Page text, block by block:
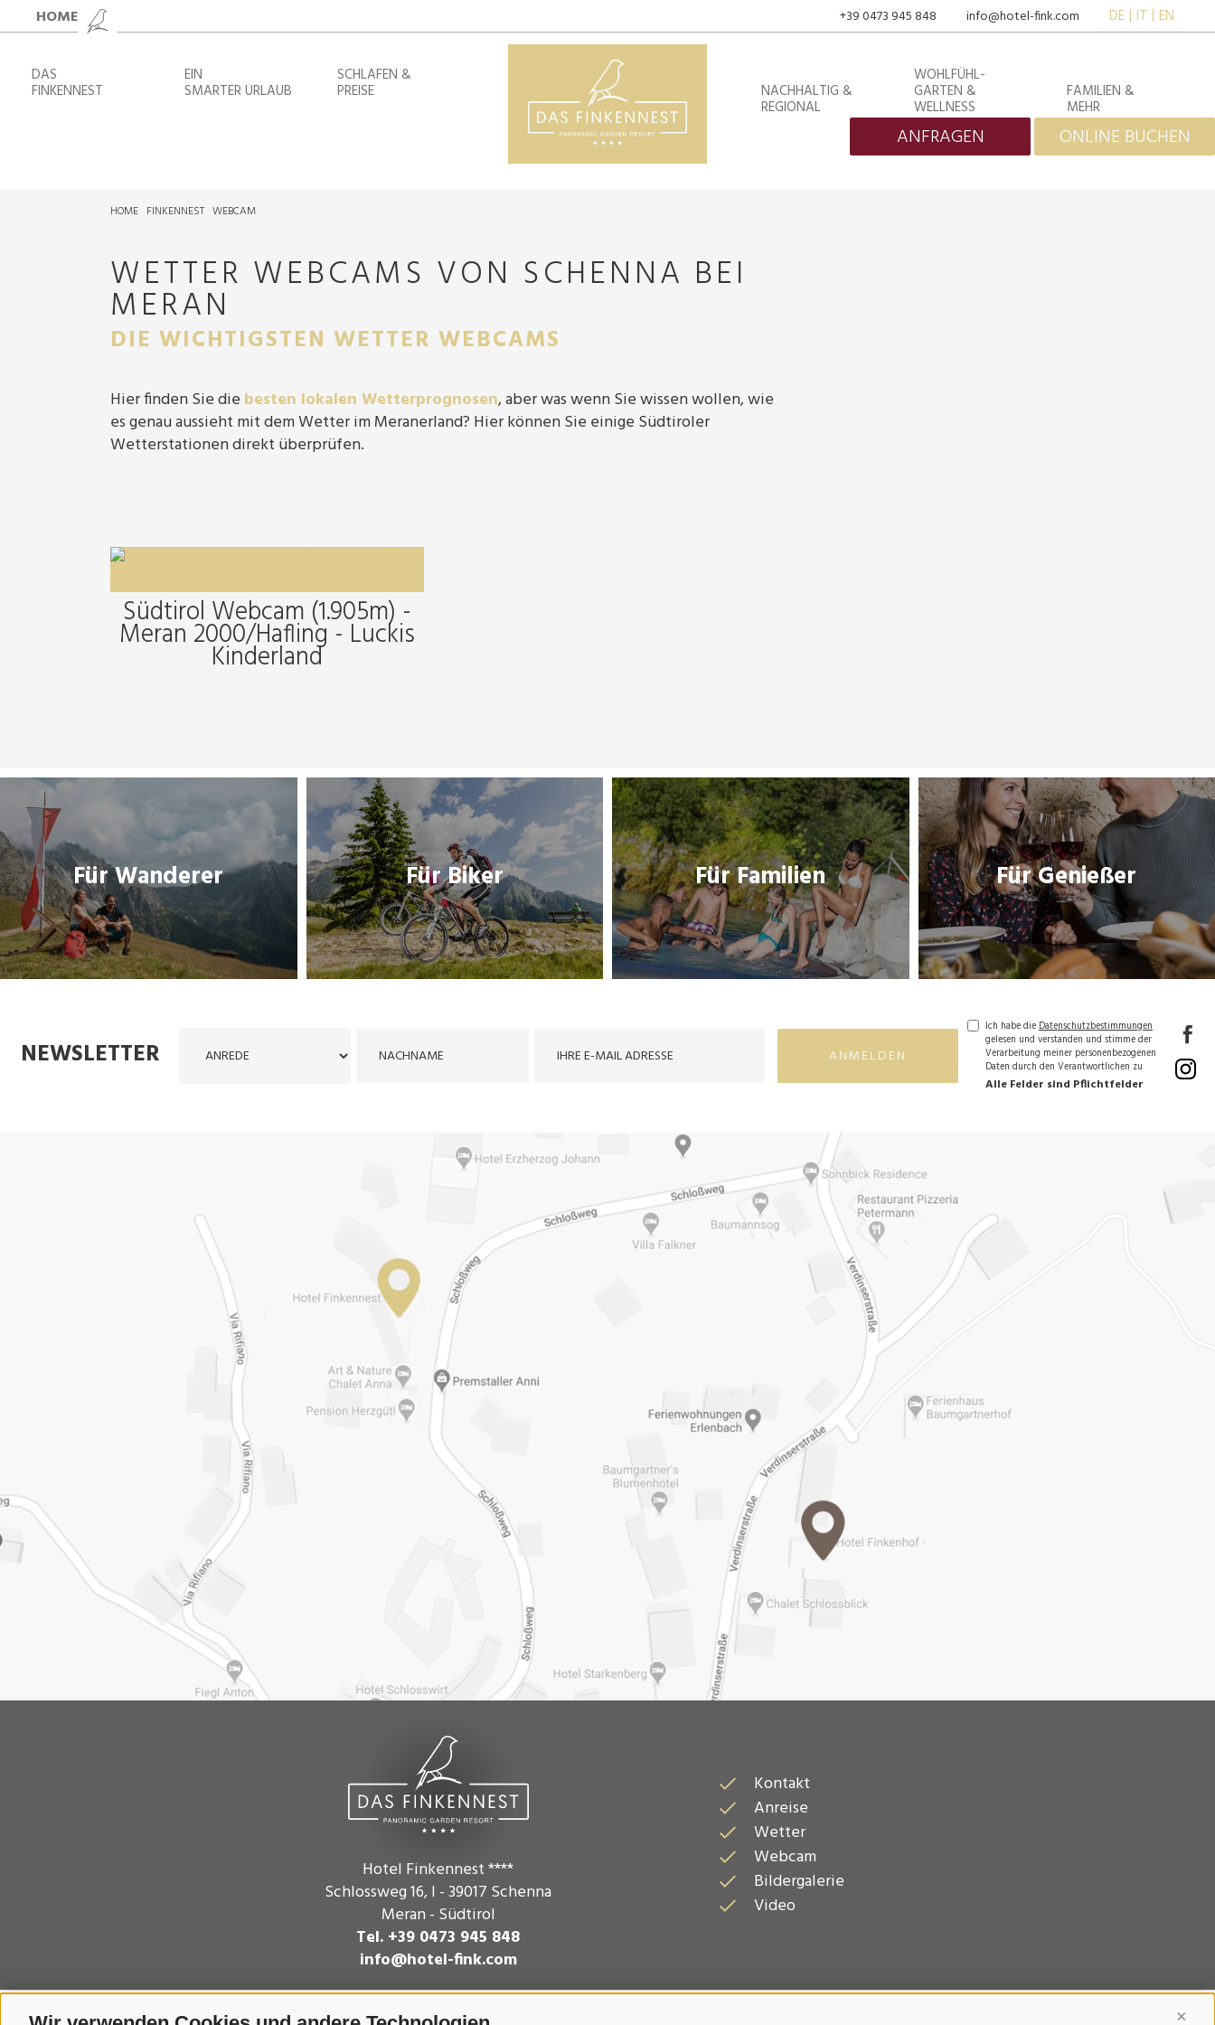
HOME +39 0473 945 848 info@hotel-fink.com DE IT EN
DAS
FINKENNEST
EIN
SMARTER URLAUB
SCHLAFEN &
PREISE NACHHALTIG &
REGIONAL
WOHLFÜHL-
GARTEN &
WELLNESS
FAMILIEN &
MEHR
ANFRAGEN ONLINE BUCHEN
HOME FINKENNEST WEBCAM
WETTER WEBCAMS VON SCHENNA BEI
MERAN
DIE WICHTIGSTEN WETTER WEBCAMS
Hier finden Sie die besten lokalen Wetterprognosen, aber was wenn Sie wissen wollen, wie
es genau aussieht mit dem Wetter im Meranerland? Hier können Sie einige Südtiroler
Wetterstationen direkt überprüfen.
Südtirol Webcam (1.905m) -
Meran 2000/Hafling - Luckis
Kinderland
Für Wanderer
Für Wanderer
THEMENLINK
Für Biker
Für Biker
THEMENLINK
Für Familien
Für Familien
THEMENLINK
Für Genießer
Für Genießer
THEMENLINK
NEWSLETTER ANMELDEN
Ich habe dieDatenschutzbestimmungen
gelesen und verstanden und stimme der
Verarbeitung meiner personenbezogenen
Daten durch den Verantwortlichen zu
Alle Felder sind Pflichtfelder
Hotel Finkennest ****
Schlossweg 16, I - 39017 Schenna
Meran - Südtirol
Tel. +39 0473 945 848
info@hotel-fink.com
Kontakt
Anreise
Wetter
Webcam
Bildergalerie
Video